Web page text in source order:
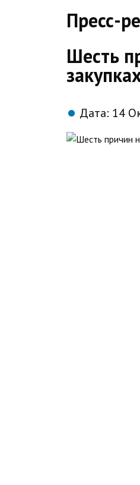
Пресс-
Шесть
Дата: 14